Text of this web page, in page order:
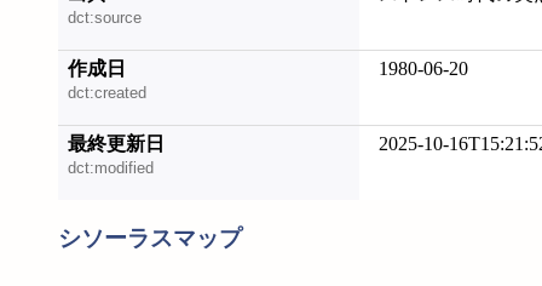
dct:source
作成日
dct:created
1980-06-20
最終更新日
dct:modified
2025-10-
シソーラスマップ